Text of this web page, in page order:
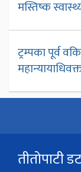
मस्तिष्क
ट्रम्पका पूर्व
तीतोपाटी